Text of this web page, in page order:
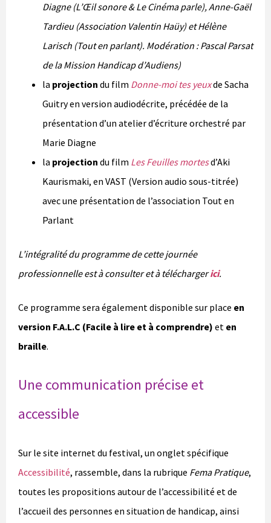
Diagne (L’Œil sonore & Le Cinéma parle), Anne-Gaël
Tardieu (Association Valentin Haüy) et Hélène
Larisch (Tout en parlant). Modération : Pascal Parsat
de la Mission Handicap d’Audiens)
la projection du film Donne-moi tes yeuxde Sacha
Guitry en version audiodécrite, précédée de la
présentation d’un atelier d’écriture orchestré par
Marie Diagne
la projection du film Les Feuilles mortesd’Aki
Kaurismaki, en VAST (Version audio sous-titrée)
avec une présentation de l’association Tout en
Parlant
L’intégralité du programme de cette journée
professionnelle est à consulter et à télécharger ici.
Ce programme sera également disponible sur place en
version F.A.L.C (Facile à lire et à comprendre) et en
braille.
Une communication précise et
accessible
Sur le site internet du festival, un onglet spécifique
Accessibilité, rassemble, dans la rubrique Fema Pratique,
toutes les propositions autour de l’accessibilité et de
l’accueil des personnes en situation de handicap, ainsi